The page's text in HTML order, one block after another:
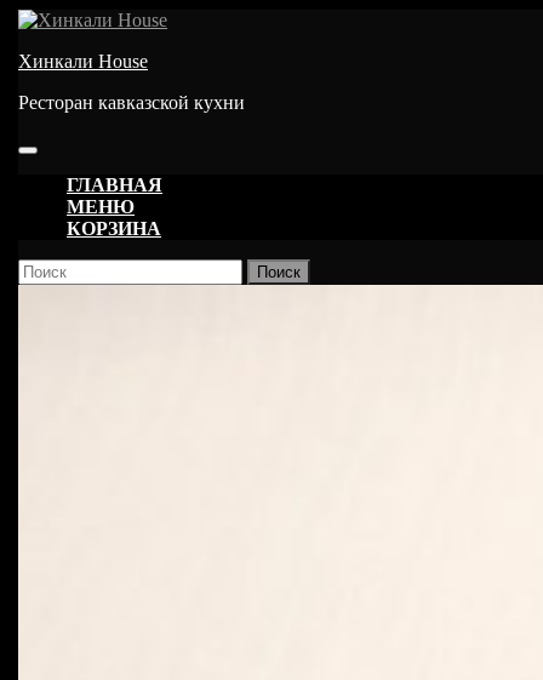
Перейти
содержимому
Хинкали House
Ресторан кавказской кухни
Кнопка
ОткрытьГЛАВНАЯ
МЕНЮ
КОРЗИНА
КНОПКА
ЗАКРЫТЬ
Найти: